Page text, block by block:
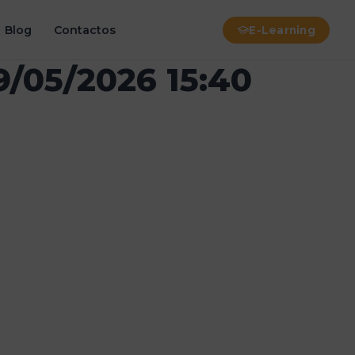
Blog Contactos E-Learning
2026 15:40